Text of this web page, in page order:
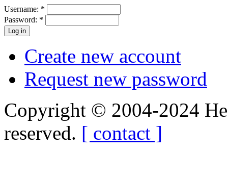
Username: *
Password: *
Create new account
Request new password
Copyright © 2004-2024
reserved. [ contact ]